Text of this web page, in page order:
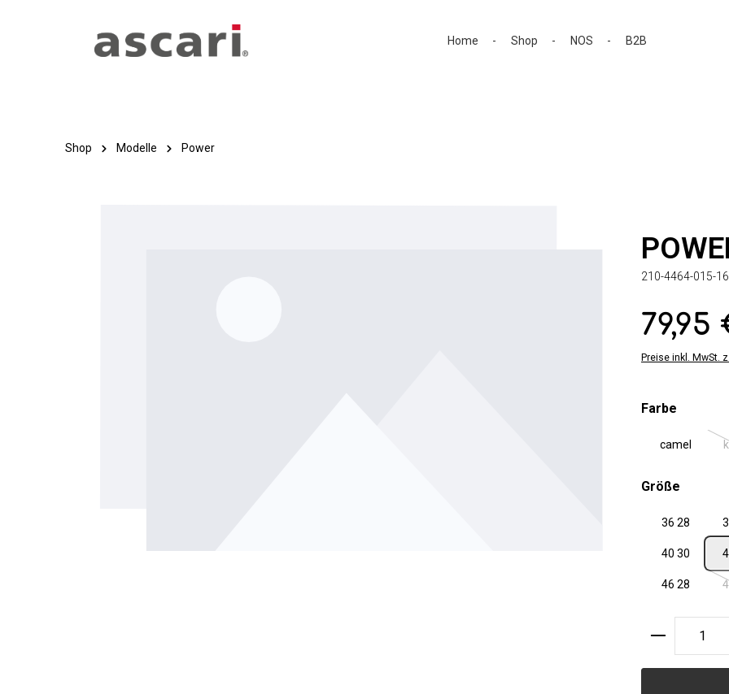
Home
Shop NOS B2B
Shop Modelle Power
210-4464-015-
Regulärer Preis:
79,95
Preise inkl. MwSt.
Farbe
camel
Größe
36 28
40 30
46 28
Produkt